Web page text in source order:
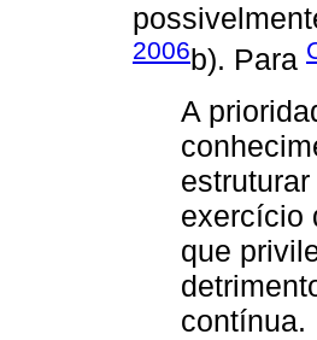
2006b). Para
A
exercício
que
contínua.